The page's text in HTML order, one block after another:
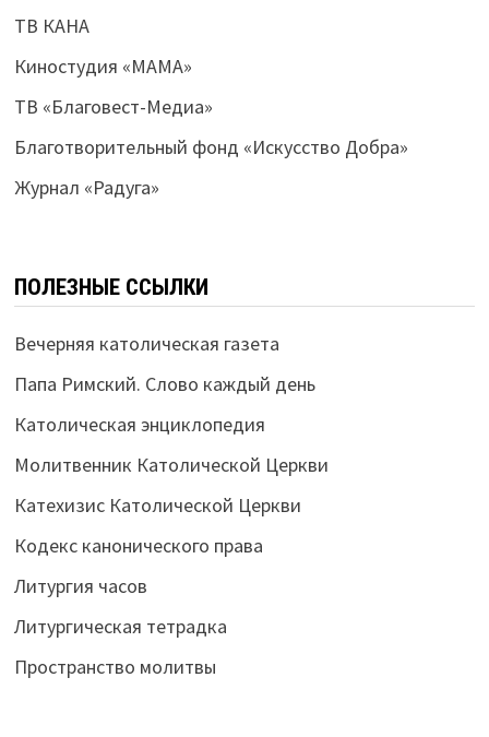
ТВ КАНА
Киностудия «МАМА»
ТВ «Благовест-Медиа»
Благотворительный фонд «Искусство Добра»
Журнал «Радуга»
ПОЛЕЗНЫЕ ССЫЛКИ
Вечерняя католическая газета
Папа Римский. Слово каждый день
Католическая энциклопедия
Молитвенник Католической Церкви
Катехизис Католической Церкви
Кодекс канонического права
Литургия часов
Литургическая тетрадка
Пространство молитвы